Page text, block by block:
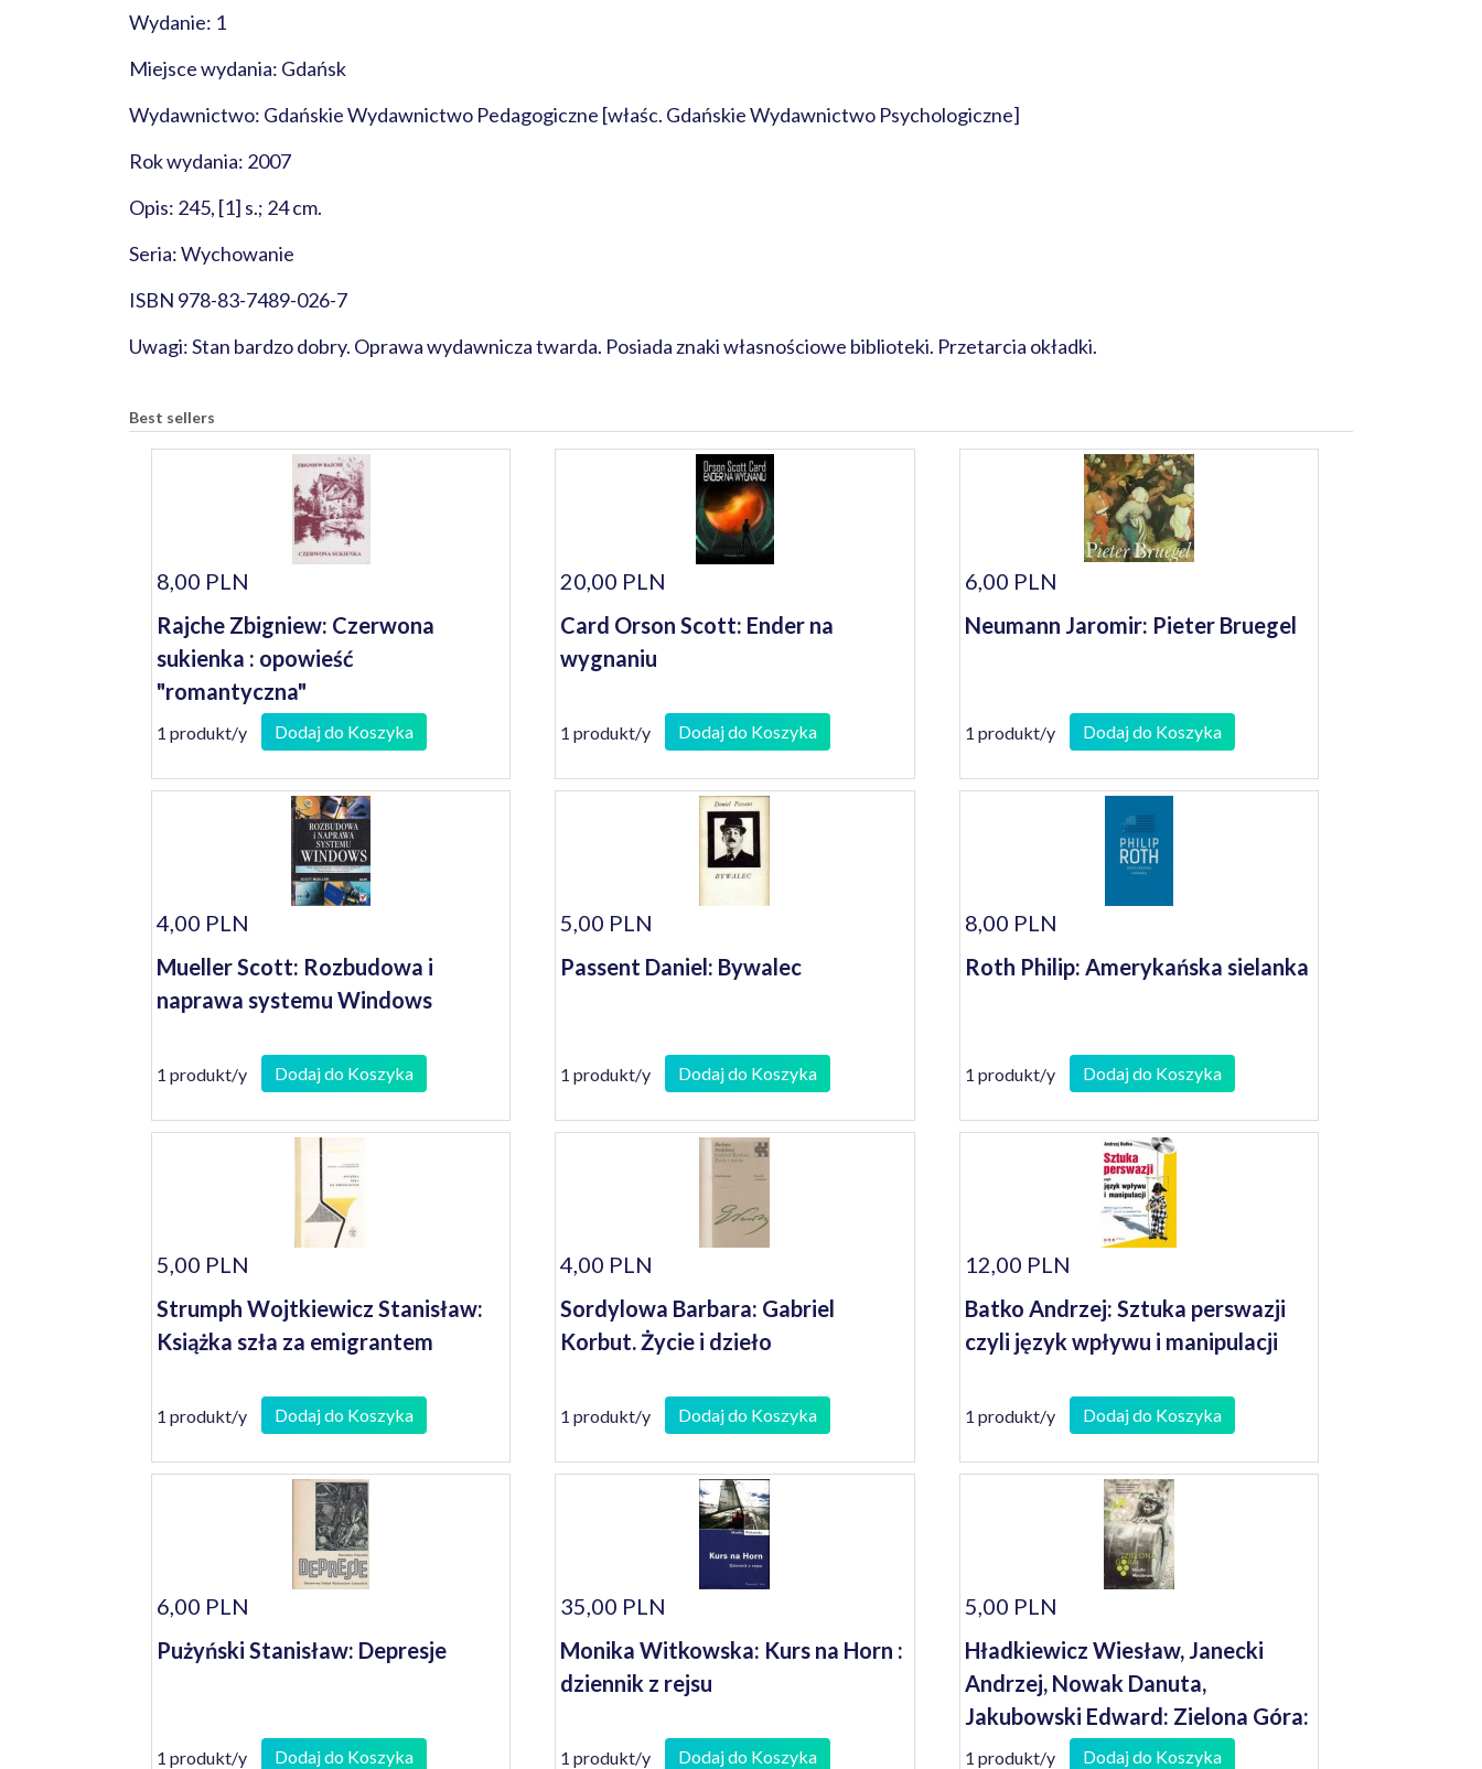
Wydanie: 1
Miejsce wydania: Gdańsk
Wydawnictwo: Gdańskie Wydawnictwo Pedagogiczne [właśc. Gdańskie Wydawnictwo Psychologiczne]
Rok wydania: 2007
Opis: 245, [1] s.; 24 cm.
Seria: Wychowanie
ISBN 978-83-7489-026-7
Uwagi: Stan bardzo dobry. Oprawa wydawnicza twarda. Posiada znaki własnościowe biblioteki. Przetarcia okładki.
Best sellers
8,00 PLN
Rajche Zbigniew: Czerwona
sukienka : opowieść
"romantyczna"
1 produkt/y Dodaj do Koszyka
20,00 PLN
Card Orson Scott: Ender na
wygnaniu
1 produkt/y Dodaj do Koszyka
6,00 PLN
Neumann Jaromir: Pieter Bruegel
1 produkt/y Dodaj do Koszyka
4,00 PLN
Mueller Scott: Rozbudowa i
naprawa systemu Windows
1 produkt/y Dodaj do Koszyka
5,00 PLN
Passent Daniel: Bywalec
1 produkt/y Dodaj do Koszyka
8,00 PLN
Roth Philip: Amerykańska sielanka
1 produkt/y Dodaj do Koszyka
5,00 PLN
Strumph Wojtkiewicz Stanisław:
Książka szła za emigrantem
1 produkt/y Dodaj do Koszyka
4,00 PLN
Sordylowa Barbara: Gabriel
Korbut. Życie i dzieło
1 produkt/y Dodaj do Koszyka
12,00 PLN
Batko Andrzej: Sztuka perswazji
czyli język wpływu i manipulacji
1 produkt/y Dodaj do Koszyka
6,00 PLN
Pużyński Stanisław: Depresje
1 produkt/y Dodaj do Koszyka
35,00 PLN
Monika Witkowska: Kurs na Horn :
dziennik z rejsu
1 produkt/y Dodaj do Koszyka
5,00 PLN
Hładkiewicz Wiesław, Janecki
Andrzej, Nowak Danuta,
Jakubowski Edward: Zielona Góra:
miasto Winobrania
1 produkt/y Dodaj do Koszyka